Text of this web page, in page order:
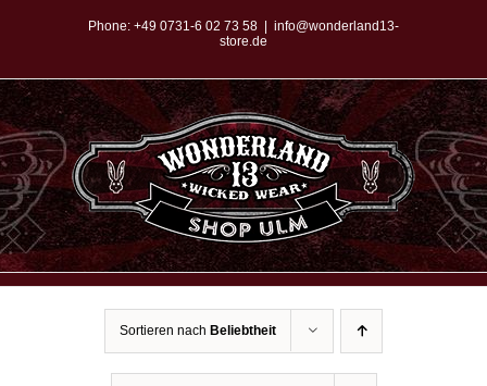
springen
Phone: +49 0731-6 02 73 58
info@wonderland13-
store.de
Sortieren nach Beliebtheit